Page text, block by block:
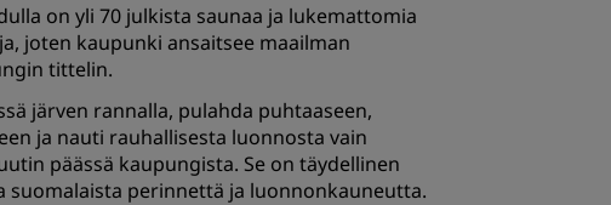
on yli 70 julkista saunaa ja lukemattomia
joten kaupunki ansaitsee maailman
tittelin.
järven rannalla, pulahda puhtaaseen,
ja nauti rauhallisesta luonnosta vain
päässä kaupungista. Se on täydellinen
suomalaista perinnettä ja luonnonkauneutta.